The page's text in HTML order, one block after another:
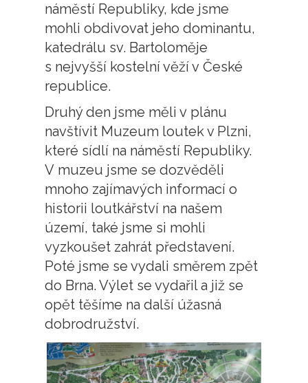
náměstí Republiky, kde jsme
mohli obdivovat jeho dominantu,
katedrálu sv. Bartoloměje
s nejvyšší kostelní věží v České
republice.
Druhý den jsme měli v plánu
navštívit Muzeum loutek v Plzni,
které sídlí na náměstí Republiky.
V muzeu jsme se dozvěděli
mnoho zajímavých informací o
historii loutkářství na našem
území, také jsme si mohli
vyzkoušet zahrát představení.
Poté jsme se vydali směrem zpět
do Brna. Výlet se vydařil a již se
opět těšíme na další úžasná
dobrodružství.